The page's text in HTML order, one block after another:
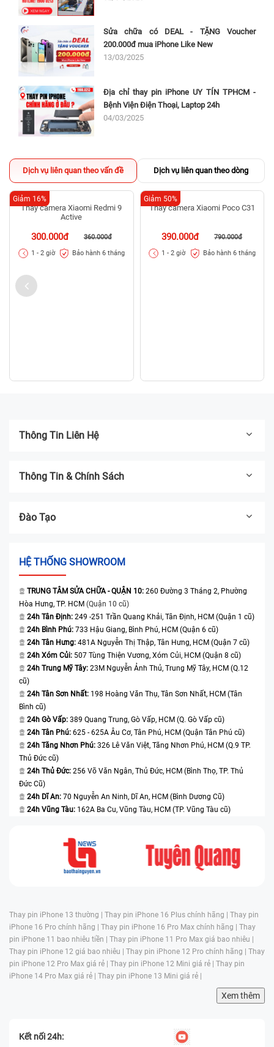
Sửa chữa có DEAL - TẶNG Voucher
200.000đ mua iPhone Like New
13/03/2025
Địa chỉ thay pin iPhone UY TÍN TPHCM -
Bệnh Viện Điện Thoại, Laptop 24h
04/03/2025
Dịch vụ liên quan theo vấn đề Dịch vụ liên quan theo dòng
Thay camera Xiaomi Redmi 9
Active
300.000đ 360.000đ
Giảm 16%
1 - 2 giờ Bảo hành 6 tháng
Thay camera Xiaomi Poco C31
390.000đ 790.000đ
Giảm 50%
1 - 2 giờ Bảo hành 6 tháng
Thông Tin Liên Hệ
Thông Tin & Chính Sách
Đào Tạo
HỆ THỐNG SHOWROOM
TRUNG TÂM SỬA CHỮA - QUẬN 10: 260 Đường 3 Tháng 2, Phường
Hòa Hưng, TP. HCM (Quận 10 cũ)
24h Tân Định: 249 -251 Trần Quang Khải, Tân Định, HCM (Quận 1 cũ)
24h Bình Phú: 733 Hậu Giang, Bình Phú, HCM (Quận 6 cũ)
24h Tân Hưng: 481A Nguyễn Thị Thập, Tân Hưng, HCM (Quận 7 cũ)
24h Xóm Củi: 507 Tùng Thiện Vương, Xóm Củi, HCM (Quận 8 cũ)
24h Trung Mỹ Tây: 23M Nguyễn Ảnh Thủ, Trung Mỹ Tây, HCM (Q.12
cũ)
24h Tân Sơn Nhất: 198 Hoàng Văn Thụ, Tân Sơn Nhất, HCM (Tân
Bình cũ)
24h Gò Vấp: 389 Quang Trung, Gò Vấp, HCM (Q. Gò Vấp cũ)
24h Tân Phú: 625 - 625A Âu Cơ, Tân Phú, HCM (Quận Tân Phú cũ)
24h Tăng Nhơn Phú: 326 Lê Văn Việt, Tăng Nhơn Phú, HCM (Q.9 TP.
Thủ Đức cũ)
24h Thủ Đức: 256 Võ Văn Ngân, Thủ Đức, HCM (Bình Thọ, TP. Thủ
Đức Cũ)
24h Dĩ An: 70 Nguyễn An Ninh, Dĩ An, HCM (Bình Dương Cũ)
24h Vũng Tàu: 162A Ba Cu, Vũng Tàu, HCM (TP. Vũng Tàu cũ)
Thay pin iPhone 13 thường | Thay pin iPhone 16 Plus chính hãng | Thay pin
iPhone 16 Pro chính hãng | Thay pin iPhone 16 Pro Max chính hãng | Thay
pin iPhone 11 bao nhiêu tiền | Thay pin iPhone 11 Pro Max giá bao nhiêu |
Thay pin iPhone 12 giá bao nhiêu | Thay pin iPhone 12 Pro chính hãng | Thay
pin iPhone 12 Pro Max giá rẻ | Thay pin iPhone 12 Mini giá rẻ | Thay pin
iPhone 14 Pro Max giá rẻ | Thay pin iPhone 13 Mini giá rẻ |
Xem thêm
Kết nối 24h: